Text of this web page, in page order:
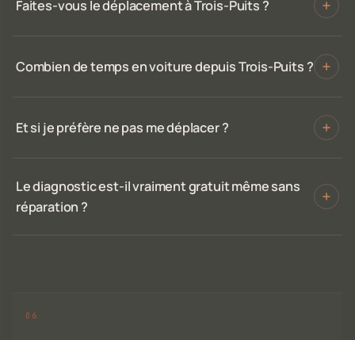
Faites-vous le déplacement à Trois-Puits ?
Combien de temps en voiture depuis Trois-Puits ?
Et si je préfère ne pas me déplacer ?
Le diagnostic est-il vraiment gratuit même sans
réparation ?